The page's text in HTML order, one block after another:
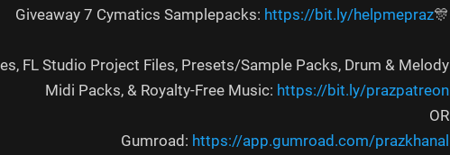
🎊Giveaway 7 Cymatics Samplepacks:
https://bit.ly/helpmepraz
FL Studio Project Files, Presets/Sample Packs, Drum & Melody
Midi Packs, & Royalty-Free Music: https://bit.ly/prazpatreon
OR
Gumroad: https://app.gumroad.com/prazkhanal